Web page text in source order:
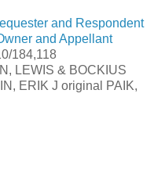
and Respondent
and Appellant
184,118
LEWIS & BOCKIUS
ERIK J original PAIK,